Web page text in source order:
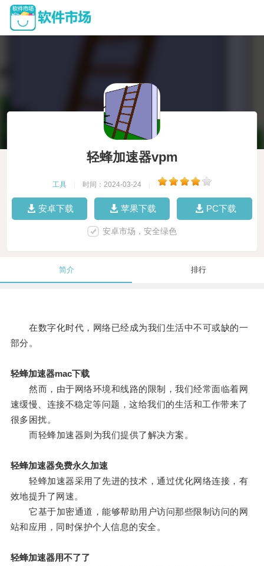
轻蜂加速器vpm
工具 时间：2024-03-24
安卓下载 苹果下载 PC下载
安卓市场，安全绿色
简介 排行
在数字化时代，网络已经成为我们生活中不可或缺的一
部分。
轻蜂加速器mac下载
然而，由于网络环境和线路的限制，我们经常面临着网
速缓慢、连接不稳定等问题，这给我们的生活和工作带来了
很多困扰。
而轻蜂加速器则为我们提供了解决方案。
轻蜂加速器免费永久加速
轻蜂加速器采用了先进的技术，通过优化网络连接，有
效地提升了网速。
它基于加密通道，能够帮助用户访问那些限制访问的网
站和应用，同时保护个人信息的安全。
轻蜂加速器用不了了